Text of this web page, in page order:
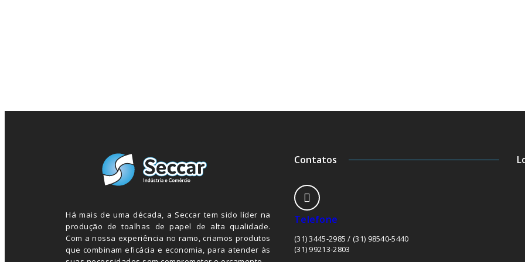
Há mais de uma década, a Seccar tem sido líder na
produção de toalhas de papel de alta qualidade.
Com a nossa experiência no ramo, criamos produtos
que combinam eficácia e economia, para atender às
Contatos
Telefone
(31) 3445-2985 / (31) 98540-5440
(31) 99213-2803